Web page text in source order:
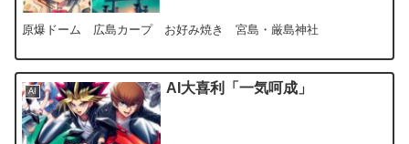
原爆ドーム 広島カープ お好み焼き 宮島・厳島神社
AI AI大喜利「一気呵成」